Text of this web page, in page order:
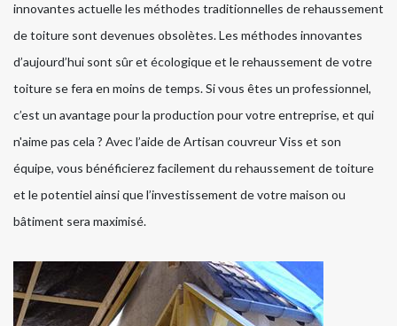
innovantes actuelle les méthodes traditionnelles de rehaussement
de toiture sont devenues obsolètes. Les méthodes innovantes
d’aujourd’hui sont sûr et écologique et le rehaussement de votre
toiture se fera en moins de temps. Si vous êtes un professionnel,
c’est un avantage pour la production pour votre entreprise, et qui
n'aime pas cela ? Avec l’aide de Artisan couvreur Viss et son
équipe, vous bénéficierez facilement du rehaussement de toiture
et le potentiel ainsi que l’investissement de votre maison ou
bâtiment sera maximisé.